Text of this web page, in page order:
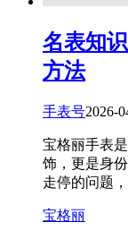
名表知识
方法
手表号2026-
宝格丽手表
饰，更是身
走停的问题，
宝格丽